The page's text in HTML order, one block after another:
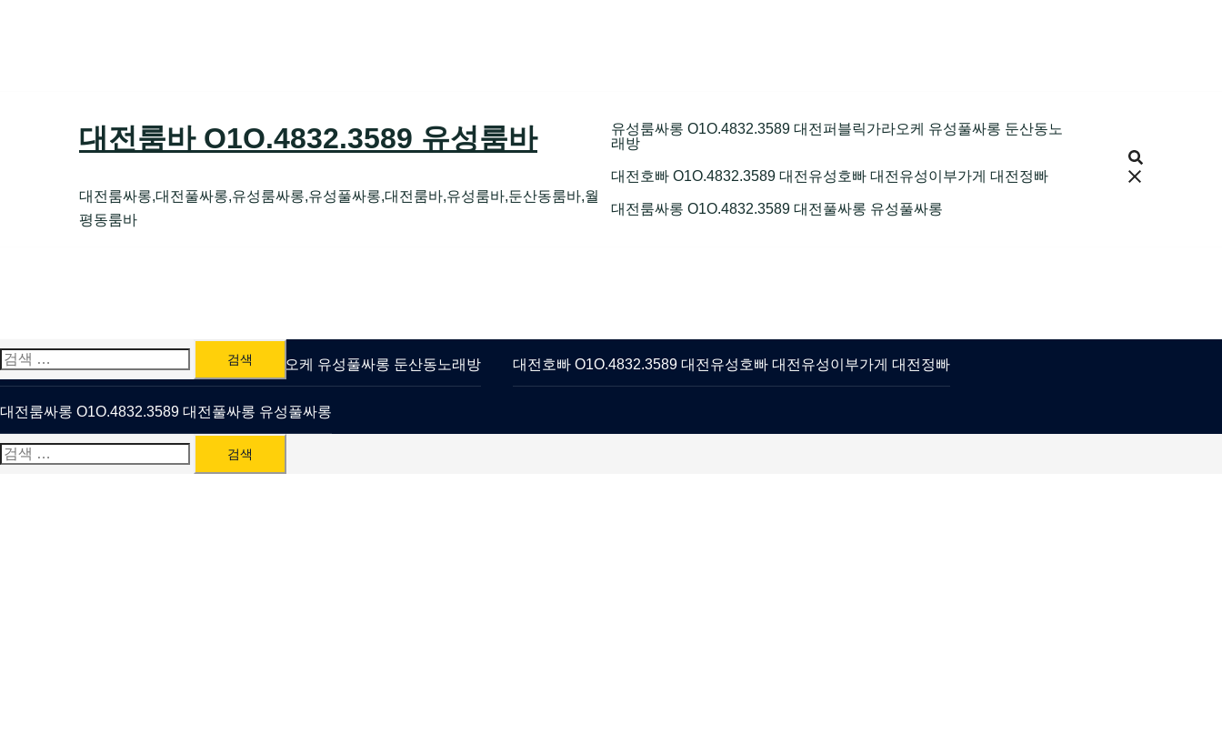
대전룸바 O1O.4832.3589 유성룸바
대전룸싸롱,대전풀싸롱,유성룸싸롱,유성풀싸롱,대전룸바,유성룸바,둔산동룸바,월
평동룸바
유성룸싸롱 O1O.4832.3589 대전퍼블릭가라오케 유성풀싸롱 둔산동노
래방
대전호빠 O1O.4832.3589 대전유성호빠 대전유성이부가게 대전정빠
대전룸싸롱 O1O.4832.3589 대전풀싸롱 유성풀싸롱
검
색:
유성룸싸롱 O1O.4832.3589 대전퍼블릭가라오케 유성풀싸롱 둔산동노래방 대전호빠 O1O.4832.3589 대전유성호빠 대전유성이부가게 대전정빠
대전룸싸롱 O1O.4832.3589 대전풀싸롱 유성풀싸롱
검